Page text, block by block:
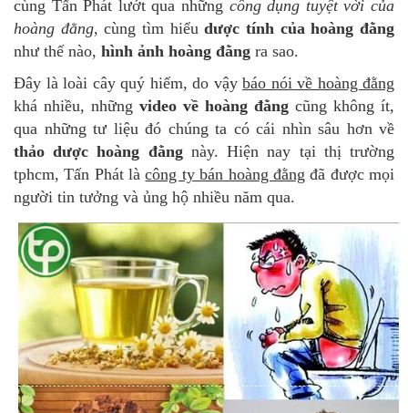
cùng Tấn Phát lướt qua những công dụng tuyệt vời của
hoàng đằng, cùng tìm hiểudược tính của hoàng đằng
như thế nào, hình ảnh hoàng đằng ra sao.
Đây là loài cây quý hiếm, do vậy báo nói về hoàng đằng
khá nhiều, những video về hoàng đằng cũng không ít,
qua những tư liệu đó chúng ta có cái nhìn sâu hơn về
thảo dược hoàng đằngnày. Hiện nay tại thị trường
tphcm, Tấn Phát làcông ty bán hoàng đằng đã được mọi
người tin tưởng và ủng hộ nhiều năm qua.